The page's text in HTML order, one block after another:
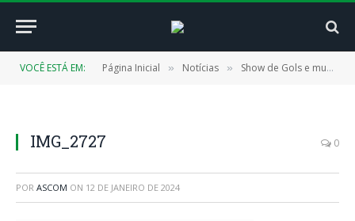
VOCÊ ESTÁ EM: Página Inicial » Notícias » Show de Gols e muita emoção da Grande Final da Copa Cidade de Futebol
IMG_2727 0
POR ASCOM ON 12 DE JANEIRO DE 2024